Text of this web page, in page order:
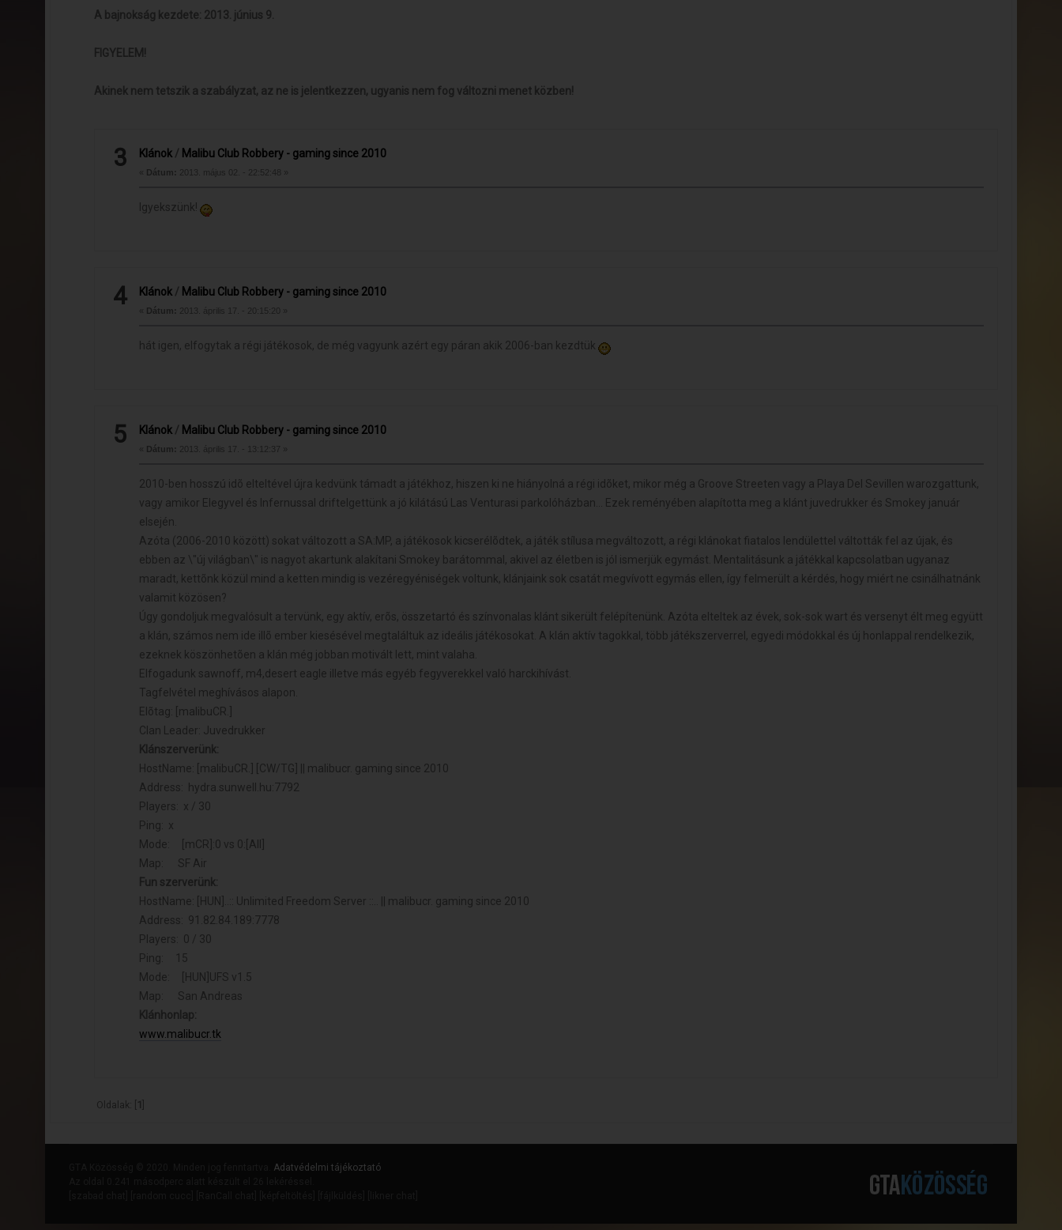
A bajnokság kezdete: 2013. június 9.
FIGYELEM!
Akinek nem tetszik a szabályzat, az ne is jelentkezzen, ugyanis nem fog változni menet közben!
3 Klánok/ Malibu Club Robbery - gaming since 2010
« Dátum: 2013. május 02. - 22:52:48 »
Igyekszünk!
4 Klánok/ Malibu Club Robbery - gaming since 2010
« Dátum: 2013. április 17. - 20:15:20 »
hát igen, elfogytak a régi játékosok, de még vagyunk azért egy páran akik 2006-ban kezdtük
5 Klánok/ Malibu Club Robbery - gaming since 2010
« Dátum: 2013. április 17. - 13:12:37 »
2010-ben hosszú idõ elteltével újra kedvünk támadt a játékhoz, hiszen ki ne hiányolná a régi idõket, mikor még a Groove Streeten vagy a Playa Del Sevillen warozgattunk,
vagy amikor Elegyvel és Infernussal driftelgettünk a jó kilátású Las Venturasi parkolóházban... Ezek reményében alapította meg a klánt juvedrukker és Smokey január
elsején.
Azóta (2006-2010 között) sokat változott a SA:MP, a játékosok kicserélõdtek, a játék stílusa megváltozott, a régi klánokat fiatalos lendülettel váltották fel az újak, és
ebben az \"új világban\" is nagyot akartunk alakítani Smokey barátommal, akivel az életben is jól ismerjük egymást. Mentalitásunk a játékkal kapcsolatban ugyanaz
maradt, kettõnk közül mind a ketten mindig is vezéregyéniségek voltunk, klánjaink sok csatát megvívott egymás ellen, így felmerült a kérdés, hogy miért ne csinálhatnánk
valamit közösen?
Úgy gondoljuk megvalósult a tervünk, egy aktív, erõs, összetartó és színvonalas klánt sikerült felépítenünk. Azóta elteltek az évek, sok-sok wart és versenyt élt meg együtt
a klán, számos nem ide illõ ember kiesésével megtaláltuk az ideális játékosokat. A klán aktív tagokkal, több játékszerverrel, egyedi módokkal és új honlappal rendelkezik,
ezeknek köszönhetõen a klán még jobban motivált lett, mint valaha.
Elfogadunk sawnoff, m4,desert eagle illetve más egyéb fegyverekkel való harckihívást.
Tagfelvétel meghívásos alapon.
Elõtag: [malibuCR.]
Clan Leader: Juvedrukker
Klánszerverünk:
HostName: [malibuCR.] [CW/TG] || malibucr. gaming since 2010
Address: hydra.sunwell.hu:7792
Players: x / 30
Ping: x
Mode: [mCR]:0 vs 0:[All]
Map: SF Air
Fun szerverünk:
HostName: [HUN]..:: Unlimited Freedom Server ::.. || malibucr. gaming since 2010
Address: 91.82.84.189:7778
Players: 0 / 30
Ping: 15
Mode: [HUN]UFS v1.5
Map: San Andreas
Klánhonlap:
www.malibucr.tk
Oldalak: [ 1
Adatvédelmi tájékoztató